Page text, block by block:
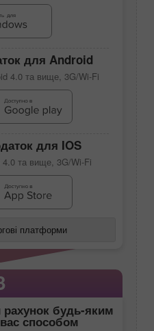
для Android
4.0 та вище, 3G/Wi-Fi
для IOS
4.0 та вище, 3G/Wi-Fi
платформи
рахунок будь-яким
способом